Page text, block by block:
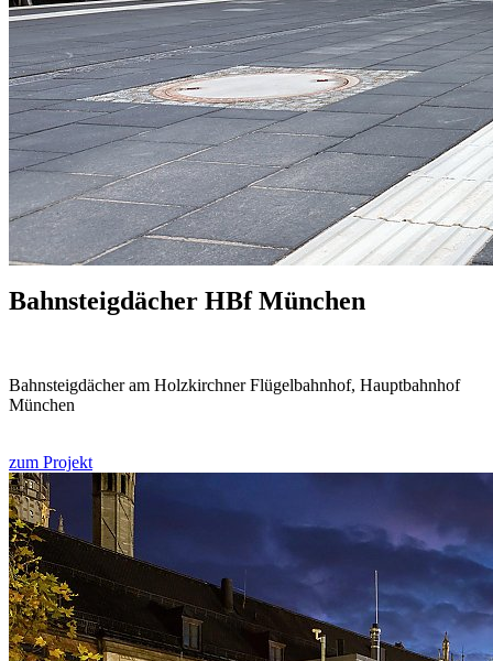
Bahnsteig­dächer HBf München
Bahnsteigdächer am Holzkirchner Flügelbahnhof, Hauptbahnhof
München
zum Projekt